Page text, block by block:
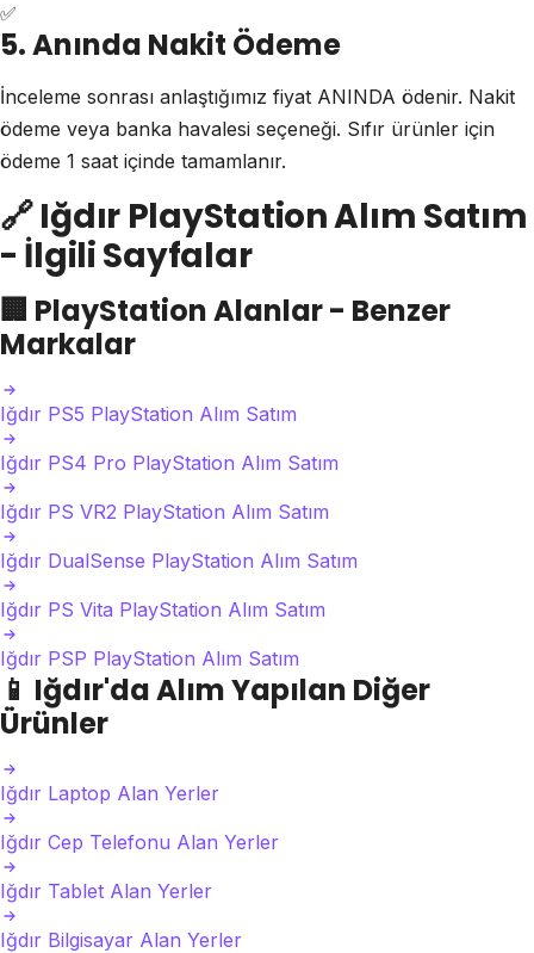
✅
5. Anında Nakit Ödeme
İnceleme sonrası anlaştığımız fiyat ANINDA ödenir. Nakit
ödeme veya banka havalesi seçeneği. Sıfır ürünler için
ödeme 1 saat içinde tamamlanır.
🔗Iğdır PlayStation Alım Satım
- İlgili Sayfalar
🏢 PlayStation Alanlar - Benzer
Markalar
Iğdır PS5 PlayStation Alım Satım
Iğdır PS4 Pro PlayStation Alım Satım
Iğdır PS VR2 PlayStation Alım Satım
Iğdır DualSense PlayStation Alım Satım
Iğdır PS Vita PlayStation Alım Satım
Iğdır PSP PlayStation Alım Satım
📱 Iğdır'da Alım Yapılan Diğer
Ürünler
Iğdır Laptop Alan Yerler
Iğdır Cep Telefonu Alan Yerler
Iğdır Tablet Alan Yerler
Iğdır Bilgisayar Alan Yerler